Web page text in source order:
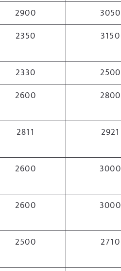
2900 3050
2350 3150
2330 2500
2600 2800
2811 2921
2600 3000
2600 3000
2500 2710